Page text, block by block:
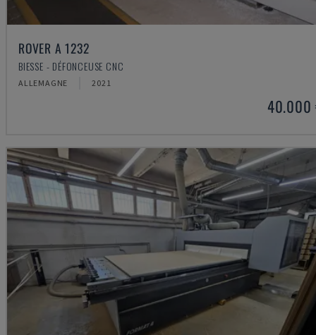
ROVER A 1232
BIESSE - DÉFONCEUSE CNC
ALLEMAGNE 2021
40.000